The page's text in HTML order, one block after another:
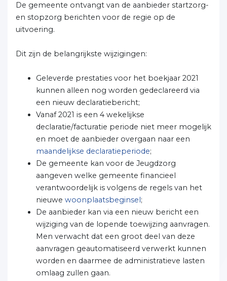
De gemeente ontvangt van de aanbieder startzorg-
en stopzorg berichten voor de regie op de
uitvoering.
Dit zijn de belangrijkste wijzigingen:
Geleverde prestaties voor het boekjaar 2021
kunnen alleen nog worden gedeclareerd via
een nieuw declaratiebericht;
Vanaf 2021 is een 4 wekelijkse
declaratie/facturatie periode niet meer mogelijk
en moet de aanbieder overgaan naar een
maandelijkse declaratieperiode;
De gemeente kan voor de Jeugdzorg
aangeven welke gemeente financieel
verantwoordelijk is volgens de regels van het
nieuwe woonplaatsbeginsel;
De aanbieder kan via een nieuw bericht een
wijziging van de lopende toewijzing aanvragen.
Men verwacht dat een groot deel van deze
aanvragen geautomatiseerd verwerkt kunnen
worden en daarmee de administratieve lasten
omlaag zullen gaan.